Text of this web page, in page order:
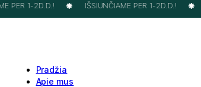
PER 1-2D.D.! IŠSIUNČIAME PER 1-2D.D.!
Pradžia
Apie mus